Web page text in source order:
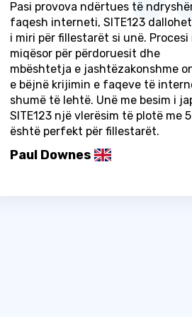
Pasi provova ndërtues të
faqesh interneti, SITE123
i miri për fillestarët si unë.
miqësor për përdoruesit dhe
mbështetja e jashtëzakonshme
e bëjnë krijimin e faqeve të
shumë të lehtë. Unë me besim i
SITE123 një vlerësim të plotë me
është perfekt për fillestarët.
Paul Downes